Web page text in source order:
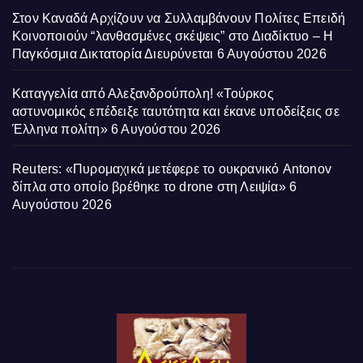
Στον Καναδά Αρχίζουν να Συλλαμβάνουν Πολίτες Επειδή
Κοινοποιούν “λανθασμένες σκέψεις” στο Διαδίκτυο – Η
Παγκόσμια Δικτατορία Διευρύνεται 6 Αυγούστου 2026
Καταγγελία από Αλεξανδρούπολη! «Τούρκος
αστυνομικός επέδειξε ταυτότητα και έκανε υποδείξεις σε
Έλληνα πολίτη» 6 Αυγούστου 2026
Reuters: «Πυρομαχικά μετέφερε το ουκρανικό Antonov
δίπλα στο οποίο βρέθηκε το drone στη Λειψία» 6
Αυγούστου 2026